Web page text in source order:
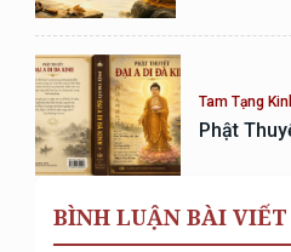
Tam Tạng
Phật
BÌNH LUẬN BÀI VIẾT